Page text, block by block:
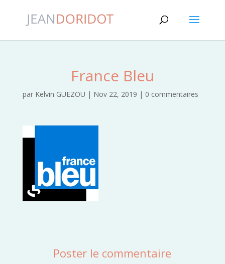
France Bleu
par Kelvin GUEZOU | Nov 22, 2019 | 0 commentaires
Poster le commentaire